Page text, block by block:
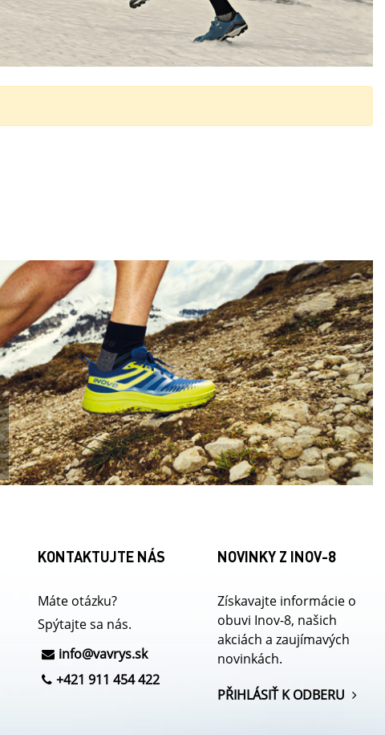
KONTAKTUJTE NÁS
Máte otázku?
Spýtajte sa nás.
info@vavrys.sk
+421 911 454 422
NOVINKY Z INOV-8
Získavajte informácie o
obuvi Inov-8, našich
akciách a zaujímavých
novinkách.
PŘIHLÁSIŤ K ODBERU